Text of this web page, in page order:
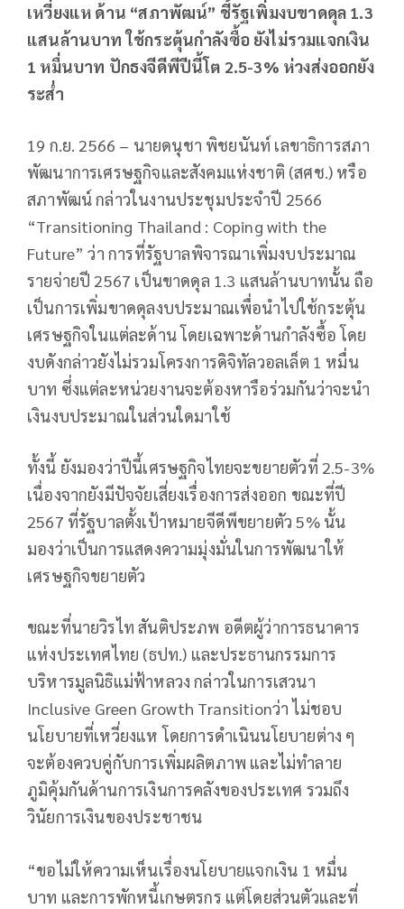
เหวี่ยงแห ด้าน “สภาพัฒน์” ชี้รัฐเพิ่มงบขาดดุล 1.3
แสนล้านบาท ใช้กระตุ้นกำลังซื้อ ยังไม่รวมแจกเงิน
1 หมื่นบาท ปักธงจีดีพีปีนี้โต 2.5-3% ห่วงส่งออกยัง
ระส่ำ
19 ก.ย. 2566 – นายดนุชา พิชยนันท์ เลขาธิการสภา
พัฒนาการเศรษฐกิจและสังคมแห่งชาติ (สศช.) หรือ
สภาพัฒน์ กล่าวในงานประชุมประจำปี 2566
“Transitioning Thailand : Coping with the
Future” ว่า การที่รัฐบาลพิจารณาเพิ่มงบประมาณ
รายจ่ายปี 2567 เป็นขาดดุล 1.3 แสนล้านบาทนั้น ถือ
เป็นการเพิ่มขาดดุลงบประมาณเพื่อนำไปใช้กระตุ้น
เศรษฐกิจในแต่ละด้าน โดยเฉพาะด้านกำลังซื้อ โดย
งบดังกล่าวยังไม่รวมโครงการดิจิทัลวอลเล็ต 1 หมื่น
บาท ซึ่งแต่ละหน่วยงานจะต้องหารือร่วมกันว่าจะนำ
เงินงบประมาณในส่วนใดมาใช้
ทั้งนี้ ยังมองว่าปีนี้เศรษฐกิจไทยจะขยายตัวที่ 2.5-3%
เนื่องจากยังมีปัจจัยเสี่ยงเรื่องการส่งออก ขณะที่ปี
2567 ที่รัฐบาลตั้งเป้าหมายจีดีพีขยายตัว 5% นั้น
มองว่าเป็นการแสดงความมุ่งมั่นในการพัฒนาให้
เศรษฐกิจขยายตัว
ขณะที่นายวิรไท สันติประภพ อดีตผู้ว่าการธนาคาร
แห่งประเทศไทย (ธปท.) และประธานกรรมการ
บริหารมูลนิธิแม่ฟ้าหลวง กล่าวในการเสวนา
Inclusive Green Growth Transitionว่า ไม่ชอบ
นโยบายที่เหวี่ยงแห โดยการดำเนินนโยบายต่าง ๆ
จะต้องควบคู่กับการเพิ่มผลิตภาพ และไม่ทำลาย
ภูมิคุ้มกันด้านการเงินการคลังของประเทศ รวมถึง
วินัยการเงินของประชาชน
“ขอไม่ให้ความเห็นเรื่องนโยบายแจกเงิน 1 หมื่น
บาท และการพักหนี้เกษตรกร แต่โดยส่วนตัวและที่